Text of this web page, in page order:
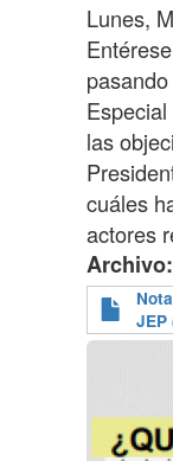
Lunes,
las
cuáles
actores
Archivo
JEP